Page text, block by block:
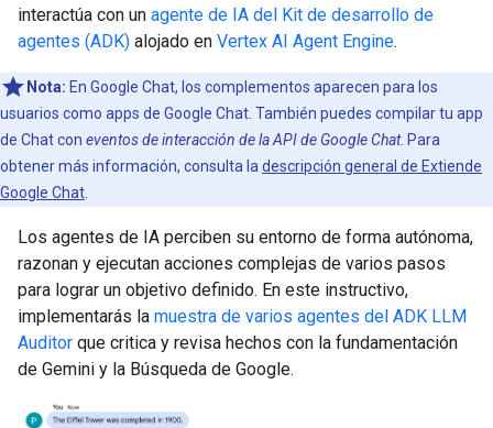
interactúa con un agente de IA del Kit de desarrollo de
agentes (ADK) alojado en Vertex AI Agent Engine.
Nota: En Google Chat, los complementos aparecen para los
usuarios como apps de Google Chat. También puedes compilar tu app
de Chat con eventos de interacción de la API de Google Chat. Para
obtener más información, consulta la descripción general de Extiende
Google Chat
Los agentes de IA perciben su entorno de forma autónoma,
razonan y ejecutan acciones complejas de varios pasos
para lograr un objetivo definido. En este instructivo,
implementarás la muestra de varios agentes del ADK LLM
Auditor que critica y revisa hechos con la fundamentación
de Gemini y la Búsqueda de Google.